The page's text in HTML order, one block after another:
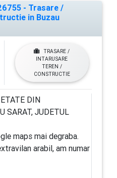
- Trasare /
in Buzau
TRASARE /
INTARUSARE
TEREN /
CONSTRUCTIE
DIN
SARAT, JUDETUL
maps mai degraba.
arabil, am numar